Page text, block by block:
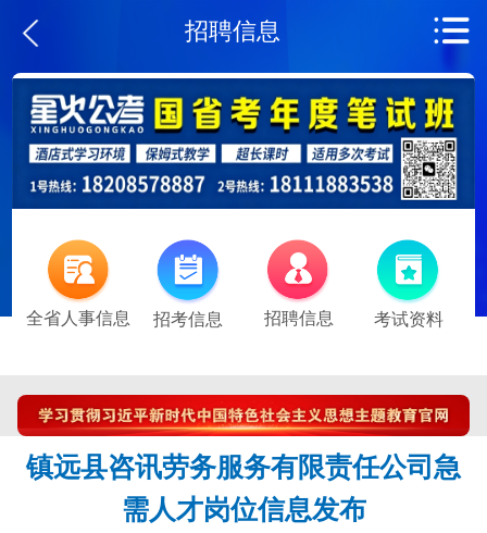
招聘信息
全省人事信息 招考信息 招聘信息 考试资料
镇远县咨讯劳务服务有限责任公司急
需人才岗位信息发布